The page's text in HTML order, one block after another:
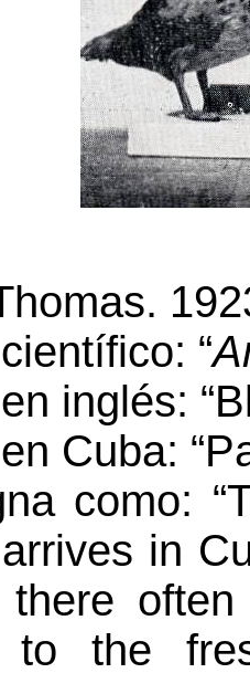
“
inglés:
Cuba:
como:
in
there
to the